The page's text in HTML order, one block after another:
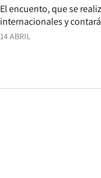
14 ABRIL
El encuento, que se
internacionales y